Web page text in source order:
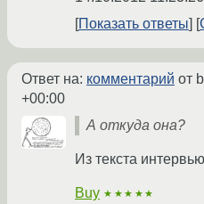
Показать ответы
Ответ на: комментарий от
+00:00
А откуда она?
Из текста
Buy ★★★★★